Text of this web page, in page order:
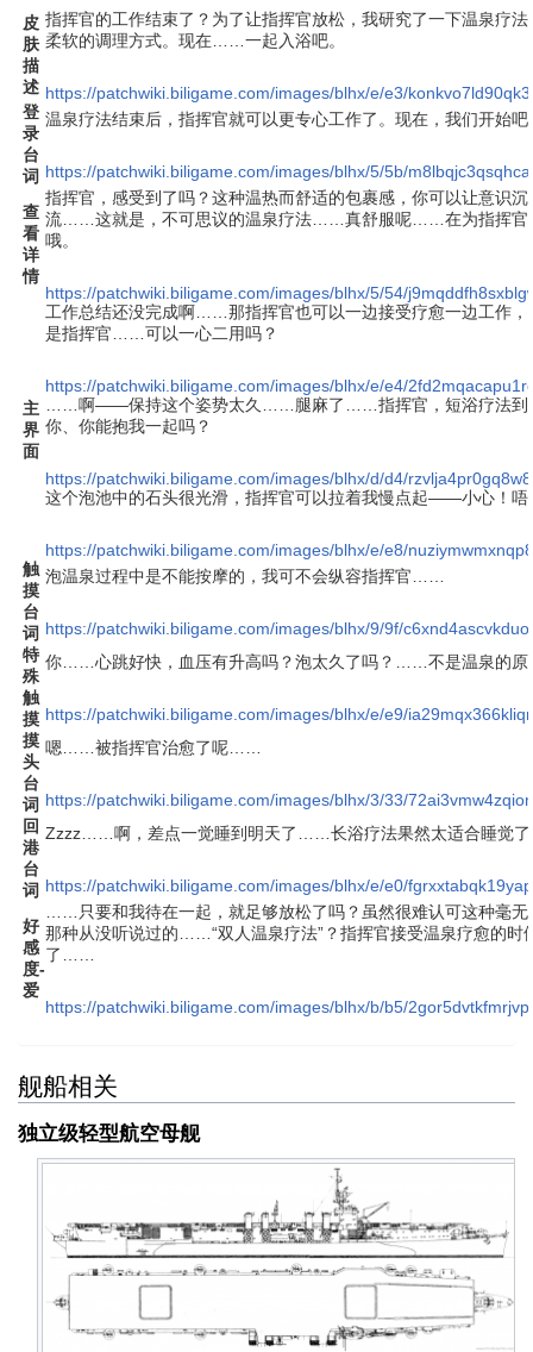
皮
肤
描
述
指挥官的工作结束了？为了让指挥官放松，我研究了一下温泉疗
柔软的调理方式。现在……一起入浴吧。
https://patchwiki.biligame.com/images/blhx/e/e3/
登
录
台
词
温泉疗法结束后，指挥官就可以更专心工作了。现在，我们开始
https://patchwiki.biligame.com/images/blhx/5/5b/
查
看
详
情
指挥官，感受到了吗？这种温热而舒适的包裹感，你可以让意识
流……这就是，不可思议的温泉疗法……真舒服呢……在为指挥官
哦。
https://patchwiki.biligame.com/images/blhx/5/54/
主
界
面
工作总结还没完成啊……那指挥官也可以一边接受疗愈一边工作，
是指挥官……可以一心二用吗？
https://patchwiki.biligame.com/images/blhx/e/e4/
……啊——保持这个姿势太久……腿麻了……指挥官，短浴疗法到
你、你能抱我一起吗？
https://patchwiki.biligame.com/images/blhx/d/d4/
这个泡池中的石头很光滑，指挥官可以拉着我慢点起——小心！
https://patchwiki.biligame.com/images/blhx/e/e8/
触
摸
台
词
泡温泉过程中是不能按摩的，我可不会纵容指挥官……
https://patchwiki.biligame.com/images/blhx/9/9f/
特
殊
触
摸
你……心跳好快，血压有升高吗？泡太久了吗？……不是温泉的
https://patchwiki.biligame.com/images/blhx/e/e9/
摸
头
台
词
嗯……被指挥官治愈了呢……
https://patchwiki.biligame.com/images/blhx/3/33/
回
港
台
词
Zzzz……啊，差点一觉睡到明天了……长浴疗法果然太适合睡觉了
https://patchwiki.biligame.com/images/blhx/e/e0/
好
感
度-
爱
……只要和我待在一起，就足够放松了吗？虽然很难认可这种毫
那种从没听说过的……“双人温泉疗法”？指挥官接受温泉疗愈的时
了……
https://patchwiki.biligame.com/images/blhx/b/b5/
舰船相关
独立级轻型航空母舰